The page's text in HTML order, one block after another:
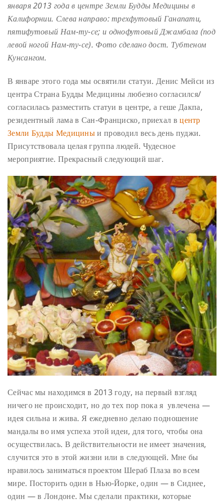
января 2013 года в центре Земли Будды Медицины в
Калифорнии. Слева направо: трехфутовый Ганапати,
пятифутовый Нам-ту-се; и однофутовый Джамбала (под
левой ногой Нам-ту-се). Фото сделано дост. Тубтеном
Кунсангом.
В январе этого года мы освятили статуи. Денис Мейси из
центра Страна Будды Медицины любезно согласился/
согласилась разместить статуи в центре, а геше Дакпа,
резидентный лама в Сан-Франциско, приехал вцентр
Земли Будды Медициныи проводил весь день пуджи.
Присутствовала целая группа людей. Чудесное
мероприятие. Прекрасный следующий шаг.
Сейчас мы находимся в 2013 году, на первый взгляд
ничего не происходит, но до тех пор пока я увлечена —
идея сильна и жива. Я ежедневно делаю подношение
мандалы во имя успеха этой идеи, для того, чтобы она
осуществилась. В действительности не имеет значения,
случится это в этой жизни или в следующей. Мне бы
нравилось заниматься проектом Шераб Плаза во всем
мире. Посторить один в Нью-Йорке, один — в Сиднее,
один — в Лондоне. Мы сделали практики, которые